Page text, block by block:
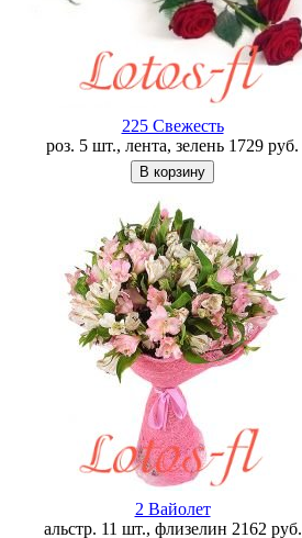
225 Свежесть
роз. 5 шт., лента, зелень 1729 руб.
2 Вайолет
альстр. 11 шт., флизелин 2162 руб.